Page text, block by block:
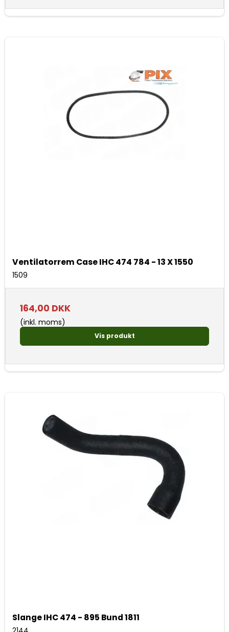
Ventilatorrem Case IHC 474 784 - 13 X 1550
1509
164,00 DKK
(inkl. moms)
Vis produkt
Slange IHC 474 - 895 Bund 1811